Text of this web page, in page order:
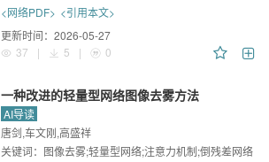
<网络PDF> <引用本文>
更新时间： 2026-05-27
37
| 5 | 0
一种改进的轻量型网络图像去雾方法
AI导读
唐剑,车文刚,高盛祥
关键词： 图像去雾;轻量型网络;注意力机制;倒残差网络